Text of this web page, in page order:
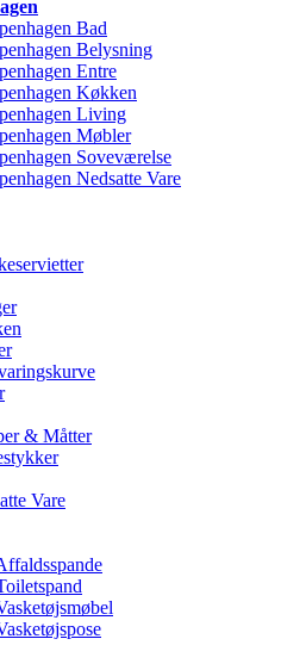
Bad
Belysning
Entre
Køkken
Living
Møbler
Soveværelse
Nedsatte Vare
& Måtter
Vare